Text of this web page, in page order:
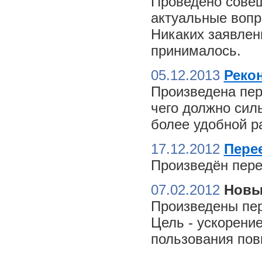
актуальные
Никаких
принималось.
05.12.2013
Произведена
чего должно
более удобной
17.12.2012
Произведён
07.02.2012
Произведены
Цель -
пользования